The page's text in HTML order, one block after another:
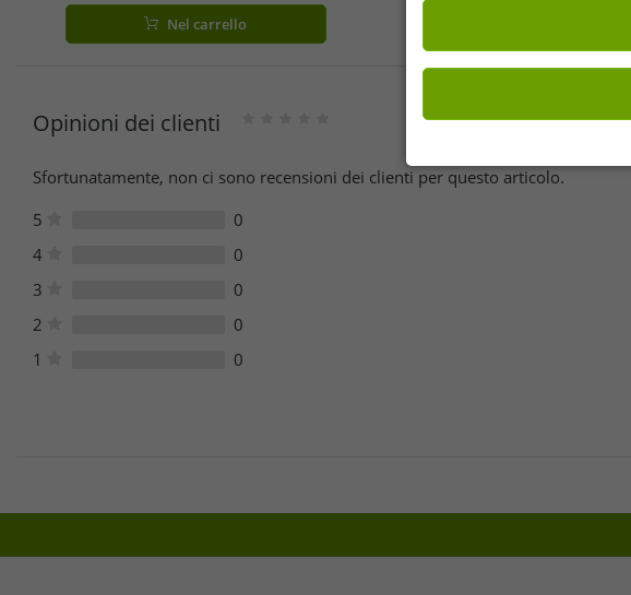
NF0A82300EA1 blu
Nel carrello
Opinioni dei clienti
Sfortunatamente, non ci sono recensioni dei clienti per questo articolo.
5
0
4
0
3
0
2
0
1
0